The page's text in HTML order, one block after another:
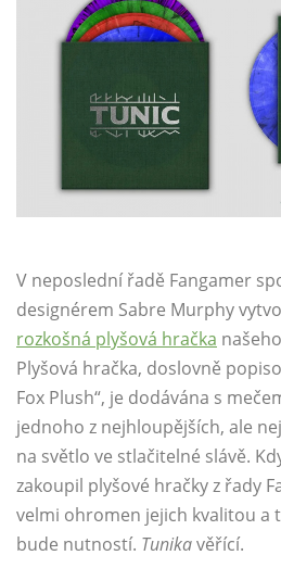
V neposlední řadě Fangamer
designérem Sabre Murphy
rozkošná plyšová hračka
Plyšová hračka, doslovně
Fox Plush“, je dodávána s
jednoho z nejhloupějších, ale
na světlo ve stlačitelné slávě.
zakoupil plyšové hračky z řady
velmi ohromen jejich kvalitou a
bude nutností. Tunikavěřící.